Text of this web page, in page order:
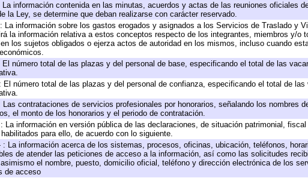
información contenida en las minutas, acuerdos y actas de las reuniones oficiales
la Ley, se determine que deban realizarse con carácter reservado.
La información sobre los gastos erogados y asignados a los Servicios de Traslado y
la información relativa a estos conceptos respecto de los integrantes, miembros y/o
los sujetos obligados o ejerza actos de autoridad en los mismos, incluso cuando
El número total de las plazas y del personal de base, especificando el total de las
El número total de las plazas y del personal de confianza, especificando el total de
contrataciones de servicios profesionales por honorarios, señalando los nombres
el monto de los honorarios y el periodo de contratación.
La información en versión pública de las declaraciones, de situación patrimonial,
para ello, de acuerdo con lo siguiente.
: La información acerca de los sistemas, procesos, oficinas, ubicación, teléfonos,
de atender las peticiones de acceso a la información, así como las solicitudes
el nombre, puesto, domicilio oficial, teléfono y dirección electrónica de los
de acceso